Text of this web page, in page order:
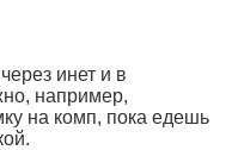
инет и в
например,
на комп, пока едешь